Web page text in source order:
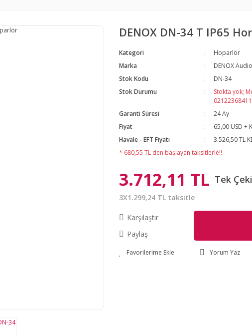
DENOX DN-34 T IP65
Kategori
Hoparlör
Marka
DENOX Audio
Stok Kodu
DN-34
Stok Durumu
Stokta yok;
02122368411
Garanti Süresi
24 Ay
Fiyat
65,00 USD +
Havale - EFT Fiyatı
3.526,50 TL
* 680,55 TL den başlayan taksitlerle!!
3.712,11 TL Tek
3X1.299,24 TL taksitle
Karşılaştır
Paylaş
Yorum Yaz